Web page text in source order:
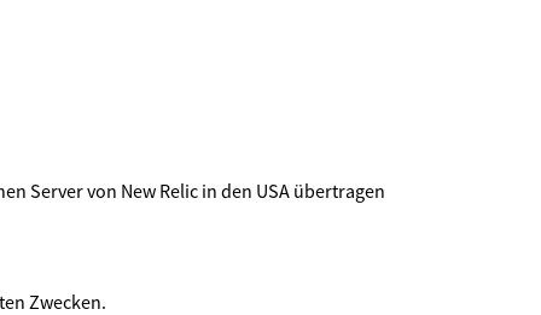
Server von New Relic in den USA übertragen
Zwecken.